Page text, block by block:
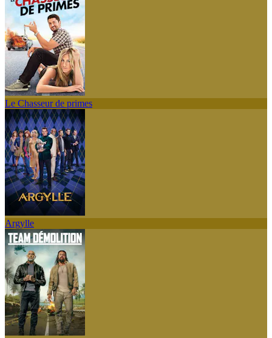
Le Chasseur de primes
Argylle